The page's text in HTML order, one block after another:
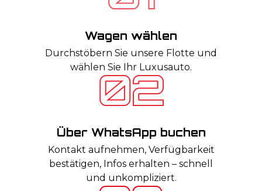
Wagen wählen
Durchstöbern Sie unsere Flotte und
wählen Sie Ihr Luxusauto.
Über WhatsApp buchen
Kontakt aufnehmen, Verfügbarkeit
bestätigen, Infos erhalten – schnell
und unkompliziert.